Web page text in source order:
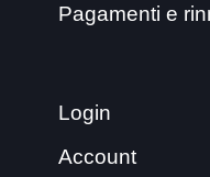
Pagamenti e
Login
Account